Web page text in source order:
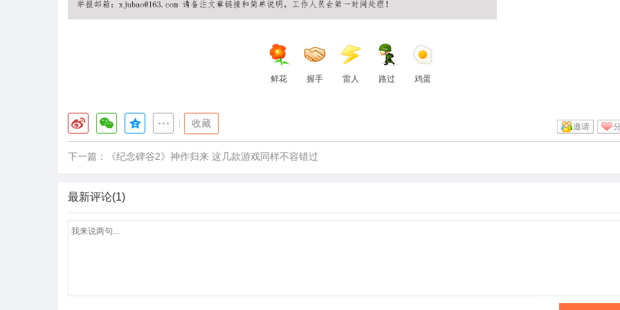
鲜花 握手 雷人 路过 鸡蛋
收藏 邀请
下一篇： 《纪念碑谷2》神作归来 这几款游戏同样不容错过
最新评论(1)